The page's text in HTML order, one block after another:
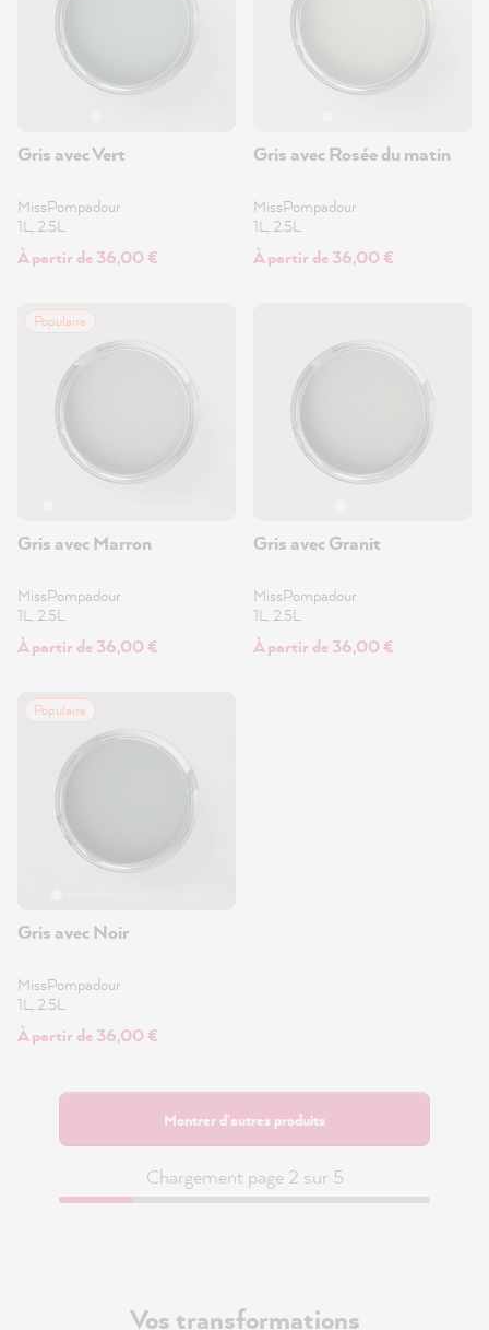
Gris avec Vert
MissPompadour
1L, 2.5L
À partir de 36,00 €
Gris avec Rosée du matin
MissPompadour
1L, 2.5L
À partir de 36,00 €
Populaire
Gris avec Marron
MissPompadour
1L, 2.5L
À partir de 36,00 €
Gris avec Granit
MissPompadour
1L, 2.5L
À partir de 36,00 €
Populaire
Gris avec Noir
MissPompadour
1L, 2.5L
À partir de 36,00 €
Montrer d'autres produits
Chargement page 2 sur 5
Vos transformations